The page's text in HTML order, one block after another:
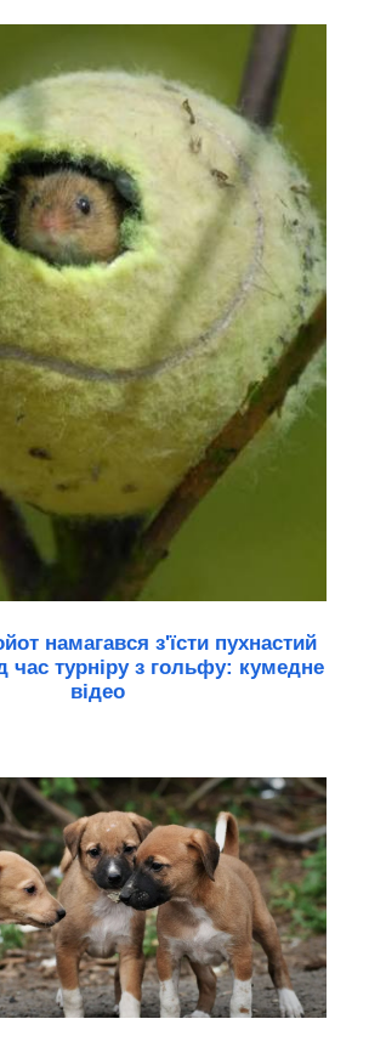
намагався з'їсти пухнастий
час турніру з гольфу: кумедне
відео